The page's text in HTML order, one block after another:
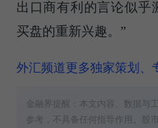
出口商有利的言论似乎
买盘的重新兴趣。”
外汇频道更多独家策划、
金融界提醒：本文内容、数据与
参考，不具备任何指导作用。股